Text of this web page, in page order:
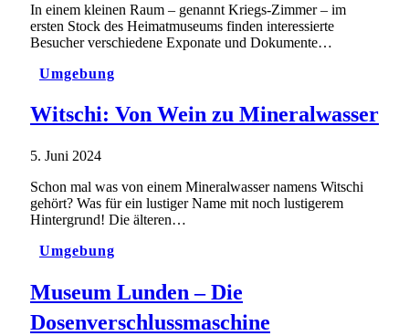
In einem kleinen Raum – genannt Kriegs-Zimmer – im
ersten Stock des Heimatmuseums finden interessierte
Besucher verschiedene Exponate und Dokumente…
Umgebung
Witschi: Von Wein zu Mineralwasser
5. Juni 2024
Schon mal was von einem Mineralwasser namens Witschi
gehört? Was für ein lustiger Name mit noch lustigerem
Hintergrund! Die älteren…
Umgebung
Museum Lunden – Die
Dosenverschlussmaschine